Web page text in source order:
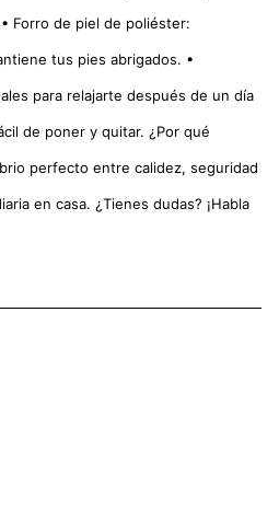
Forro de piel de poliéster:
tus pies abrigados. •
para relajarte después de un día
de poner y quitar. ¿Por qué
perfecto entre calidez, seguridad
en casa. ¿Tienes dudas? ¡Habla